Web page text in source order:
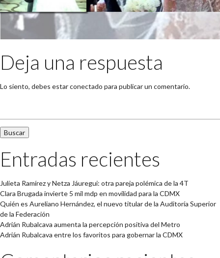
Deja una respuesta
Lo siento, debes estarconectado para publicar un comentario.
Entradas recientes
Julieta Ramírez y Netza Jáuregui: otra pareja polémica de la 4T
Clara Brugada invierte 5 mil mdp en movilidad para la CDMX
Quién es Aureliano Hernández, el nuevo titular de la Auditoría Superior
de la Federación
Adrián Rubalcava aumenta la percepción positiva del Metro
Adrián Rubalcava entre los favoritos para gobernar la CDMX